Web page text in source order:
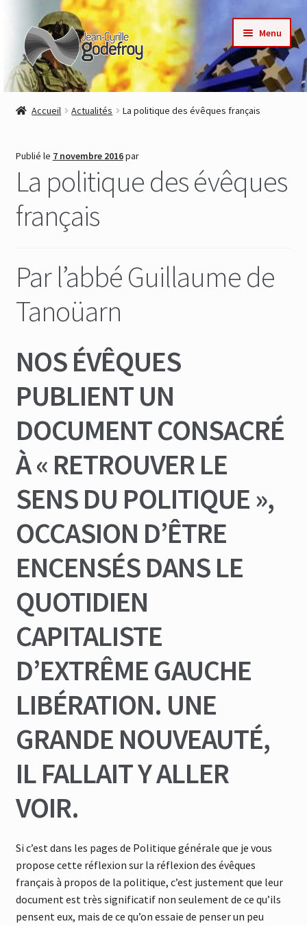
Aller
la
navigation
Aller
au
contenu
Menu
Accueil
Auteurs
Actualités
Commande
Accueil Actualités La politique des évêques français
Publié le 7 novembre 2016par
La politique des évêques
français
Par l’abbé Guillaume de
Tanoüarn
NOS ÉVÊQUES
PUBLIENT UN
DOCUMENT CONSACRÉ
À « RETROUVER LE
SENS DU POLITIQUE »,
OCCASION D’ÊTRE
ENCENSÉS DANS LE
QUOTIDIEN
CAPITALISTE
D’EXTRÊME GAUCHE
LIBÉRATION. UNE
GRANDE NOUVEAUTÉ,
IL FALLAIT Y ALLER
VOIR.
Si c’est dans les pages de Politique générale que je vous
propose cette réflexion sur la réflexion des évêques
français à propos de la politique, c’est justement que leur
document est très significatif non seulement de ce qu’ils
pensent eux, mais de ce qu’on essaie de penser un peu